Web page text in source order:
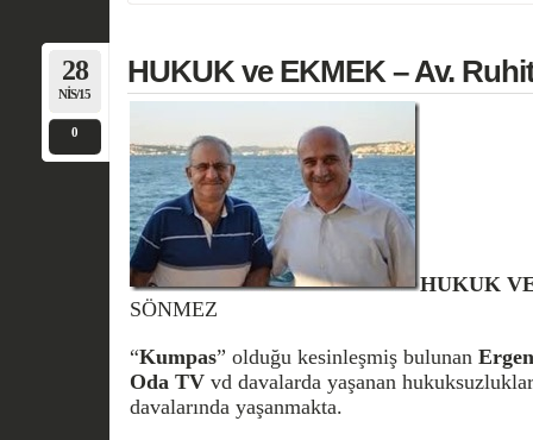
28
NIS/15
0
HUKUK ve EKMEK – Av.
HUKUK
SÖNMEZ
“Kumpas” olduğu kesinleşmiş bulunan
Oda TV vd davalarda yaşanan
davalarında yaşanmakta.